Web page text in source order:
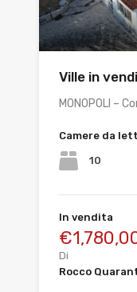
Ville in
MONOPOLI –
Camere da
10
In vendita
Di
Rocco